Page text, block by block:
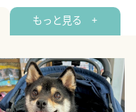
もっと見る +